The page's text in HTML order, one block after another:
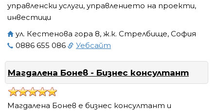
управленски услуги, управлението на проекти,
инвестици
ул. Кестенова гора 8, ж.к. Стрелбище, София
0886 655 086
Уебсайт
Магдалена Бонев - Бизнес консултант
Магдалена Бонев е бизнес консултант и